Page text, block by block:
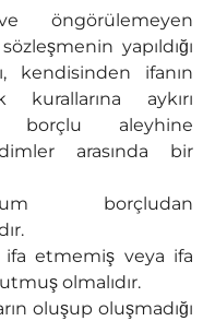
öngörülemeyen
yapıldığı
kendisinden ifanın
kurallarına aykırı
borçlu aleyhine
arasında bir
borçludan
etmemiş veya ifa
olmalıdır.
oluşup oluşmadığı